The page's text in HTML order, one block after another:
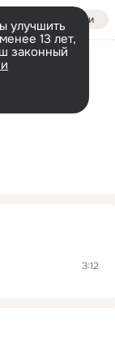
Войти
улучшить
13 лет,
законный
3:12